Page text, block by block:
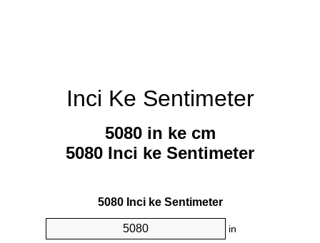
Inci Ke Sentimeter
5080 in ke cm
5080 Inci ke Sentimeter
5080 Inci ke Sentimeter
in